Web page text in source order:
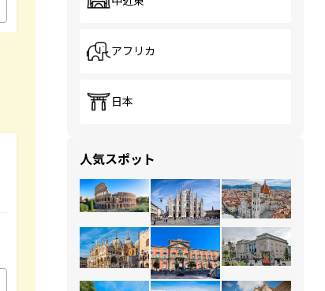
アフリカ
日本
人気スポット